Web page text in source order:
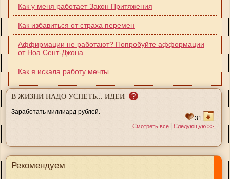
Как у меня работает Закон Притяжения
Как избавиться от страха перемен
Аффирмации не работают? Попробуйте афформации
от Ноа Сент-Джона
Как я искала работу мечты
В ЖИЗНИ НАДО УСПЕТЬ... ИДЕИ ?
Заработать миллиард рублей.
31
Смотреть все | Следующую >>
Рекомендуем